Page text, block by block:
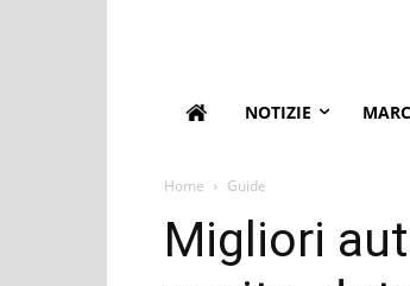
NOTIZIE
Home Guide
Migliori